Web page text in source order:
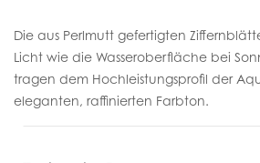
Die aus Perlmutt gefertigten
Licht wie die Wasseroberfläche bei
tragen dem Hochleistungsprofil der
eleganten, raffinierten Farbton.